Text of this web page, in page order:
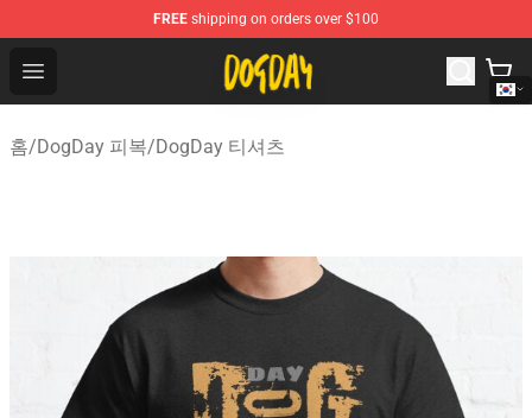
FREE shipping on orders over $100
Open menu
DogDay Store - Official DogDay Merchandise Shop
홈/DogDay 피복/DogDay 티셔츠